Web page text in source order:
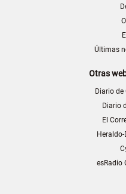
Últimas
Otras
Diario de
Diario
El
esRadio